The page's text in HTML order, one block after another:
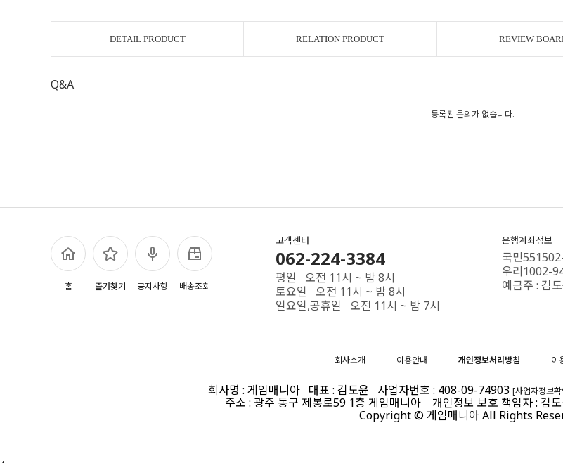
DETAIL PRODUCT RELATION PRODUCT REVIEW
Q&A
등록된 문의가 없습니다.
홈 즐겨찾기 공지사항 배송조회
고객센터
062-224-3384
평일 오전 11시 ~ 밤 8시
토요일 오전 11시 ~ 밤 8시
일요일,공휴일 오전 11시 ~ 밤 7시
은행계좌정보
국민
우리1002-
예금주 : 김
회사소개 이용안내 개인정보처리방침 이
회사명 : 게임매니아 대표 : 김도윤 사업자번호 : 408-09-74903 [사업자정보
주소 : 광주 동구 제봉로59 1층 게임매니아 개인정보 보호 책임자 : 김
Copyright © 게임매니아 All Rights